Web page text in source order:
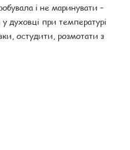
і не маринувати –
духовці при температурі
остудити, розмотати з